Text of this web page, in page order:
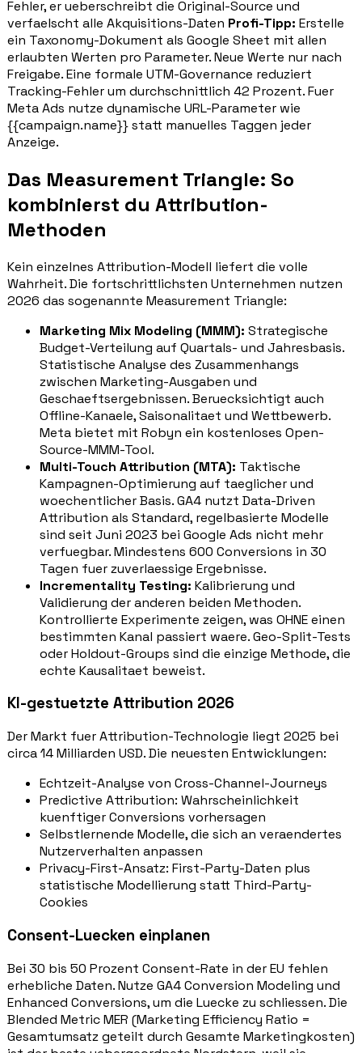
Fehler, er ueberschreibt die Original-Source und
verfaelscht alle Akquisitions-Daten Profi-Tipp: Erstelle
ein Taxonomy-Dokument als Google Sheet mit allen
erlaubten Werten pro Parameter. Neue Werte nur nach
Freigabe. Eine formale UTM-Governance reduziert
Tracking-Fehler um durchschnittlich 42 Prozent. Fuer
Meta Ads nutze dynamische URL-Parameter wie
{{campaign.name}} statt manuelles Taggen jeder
Anzeige.
Das Measurement Triangle: So
kombinierst du Attribution-
Methoden
Kein einzelnes Attribution-Modell liefert die volle
Wahrheit. Die fortschrittlichsten Unternehmen nutzen
2026 das sogenannte Measurement Triangle:
Marketing Mix Modeling (MMM): Strategische
Budget-Verteilung auf Quartals- und Jahresbasis.
Statistische Analyse des Zusammenhangs
zwischen Marketing-Ausgaben und
Geschaeftsergebnissen. Beruecksichtigt auch
Offline-Kanaele, Saisonalitaet und Wettbewerb.
Meta bietet mit Robyn ein kostenloses Open-
Source-MMM-Tool.
Multi-Touch Attribution (MTA): Taktische
Kampagnen-Optimierung auf taeglicher und
woechentlicher Basis. GA4 nutzt Data-Driven
Attribution als Standard, regelbasierte Modelle
sind seit Juni 2023 bei Google Ads nicht mehr
verfuegbar. Mindestens 600 Conversions in 30
Tagen fuer zuverlaessige Ergebnisse.
Incrementality Testing: Kalibrierung und
Validierung der anderen beiden Methoden.
Kontrollierte Experimente zeigen, was OHNE einen
bestimmten Kanal passiert waere. Geo-Split-Tests
oder Holdout-Groups sind die einzige Methode, die
echte Kausalitaet beweist.
KI-gestuetzte Attribution 2026
Der Markt fuer Attribution-Technologie liegt 2025 bei
circa 14 Milliarden USD. Die neuesten Entwicklungen:
Echtzeit-Analyse von Cross-Channel-Journeys
Predictive Attribution: Wahrscheinlichkeit
kuenftiger Conversions vorhersagen
Selbstlernende Modelle, die sich an veraendertes
Nutzerverhalten anpassen
Privacy-First-Ansatz: First-Party-Daten plus
statistische Modellierung statt Third-Party-
Cookies
Consent-Luecken einplanen
Bei 30 bis 50 Prozent Consent-Rate in der EU fehlen
erhebliche Daten. Nutze GA4 Conversion Modeling und
Enhanced Conversions, um die Luecke zu schliessen. Die
Blended Metric MER (Marketing Efficiency Ratio =
Gesamtumsatz geteilt durch Gesamte Marketingkosten)